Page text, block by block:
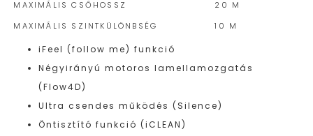
MAXIMÁLIS CSŐHOSSZ
20 M
MAXIMÁLIS SZINTKÜLÖNBSÉG
10 M
iFeel (follow me) funkció
Négyirányú motoros lamellamozgatás
(Flow4D)
Ultra csendes működés (Silence)
Öntisztító funkció (iCLEAN)